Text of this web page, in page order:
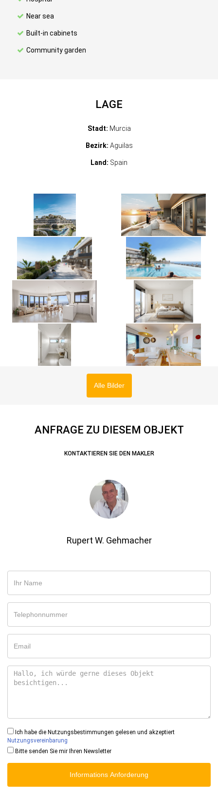
Near sea
Built-in cabinets
Community garden
LAGE
Stadt: Murcia
Bezirk: Aguilas
Land: Spain
Alle Bilder
ANFRAGE ZU DIESEM OBJEKT
KONTAKTIEREN SIE DEN MAKLER
Rupert W. Gehmacher
Ich habe die Nutzungsbestimmungen gelesen und akzeptiert
Nutzungsvereinbarung
Bitte senden Sie mir Ihren Newsletter
Informations Anforderung